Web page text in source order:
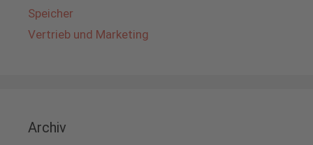
Speicher
Vertrieb und Marketing
Archiv